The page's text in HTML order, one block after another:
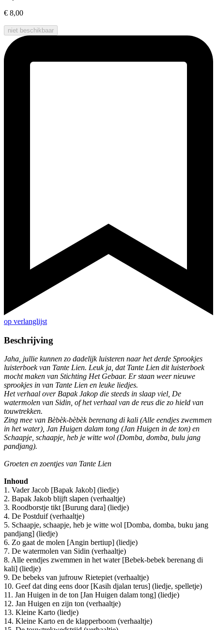
€ 8,00
niet beschikbaar
op verlanglijst
Beschrijving
Jaha, jullie kunnen zo dadelijk luisteren naar het derde Sprookjes
luisterboek van Tante Lien. Leuk ja, dat Tante Lien dit luisterboek
mocht maken van Stichting Het Gebaar. Er staan weer nieuwe
sprookjes in van Tante Lien en leuke liedjes.
Het verhaal over Bapak Jakop die steeds in slaap viel, De
watermolen van Sidin, of het verhaal van de reus die zo hield van
touwtrekken.
Zing mee van Bèbèk-bèbèk berenang di kali (Alle eendjes zwemmen
in het water), Jan Huigen dalam tong (Jan Huigen in de ton) en
Schaapje, schaapje, heb je witte wol (Domba, domba, bulu jang
pandjang).
Groeten en zoentjes van Tante Lien
Inhoud
1. Vader Jacob [Bapak Jakob] (liedje)
2. Bapak Jakob blijft slapen (verhaaltje)
3. Roodborstje tikt [Burung dara] (liedje)
4. De Postduif (verhaaltje)
5. Schaapje, schaapje, heb je witte wol [Domba, domba, buku jang
pandjang] (liedje)
6. Zo gaat de molen [Angin bertiup] (liedje)
7. De watermolen van Sidin (verhaaltje)
8. Alle eendjes zwemmen in het water [Bebek-bebek berenang di
kali] (liedje)
9. De bebeks van jufrouw Rietepiet (verhaaltje)
10. Geef dat ding eens door [Kasih djalan terus] (liedje, spelletje)
11. Jan Huigen in de ton [Jan Huigen dalam tong] (liedje)
12. Jan Huigen en zijn ton (verhaaltje)
13. Kleine Karto (liedje)
14. Kleine Karto en de klapperboom (verhaaltje)